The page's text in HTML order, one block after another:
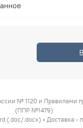
№ 1120 и Правилами
(ППР №1479)
(.doc/.docx) • Доставка -